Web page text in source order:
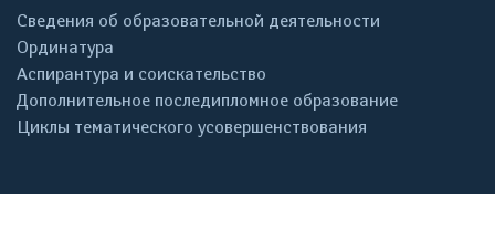
Сведения об образовательной деятельности
Ординатура
Аспирантура и соискательство
Дополнительное последипломное образование
Циклы тематического усовершенствования